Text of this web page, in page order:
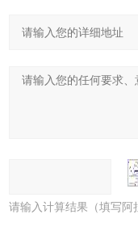
请输入计算结果（填写阿